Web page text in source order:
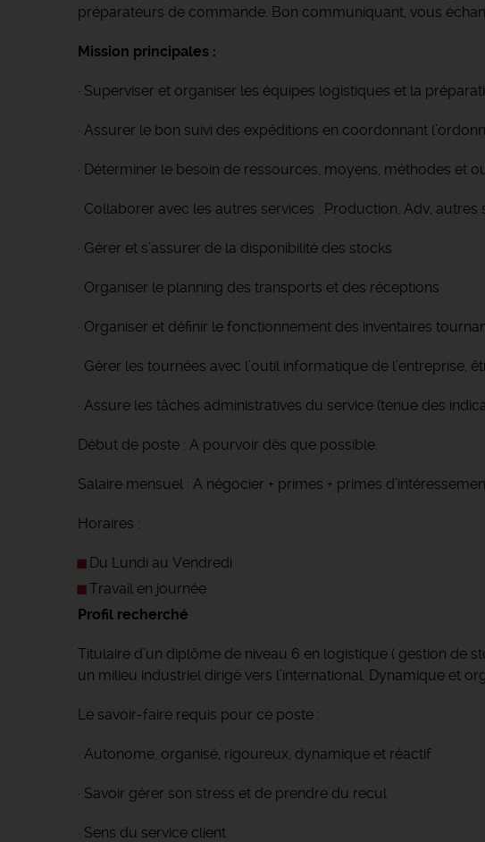
préparateurs de commande. Bon communiquant, vous
Mission principales :
· Superviser et organiser les équipes logistiques et la
· Assurer le bon suivi des expéditions en coordonnant
· Déterminer le besoin de ressources, moyens, méthodes et
· Collaborer avec les autres services : Production, Adv,
· Gérer et s’assurer de la disponibilité des stocks
· Organiser le planning des transports et des réceptions
· Organiser et définir le fonctionnement des inventaires
· Gérer les tournées avec l’outil informatique de l’entreprise,
· Assure les tâches administratives du service (tenue des
Début de poste : A pourvoir dès que possible.
Salaire mensuel : A négocier + primes + primes
Horaires :
Du Lundi au Vendredi
Travail en journée
Profil recherché
Titulaire d’un diplôme de niveau 6 en logistique ( gestion de
un milieu industriel dirigé vers l’international. Dynamique et
Le savoir-faire requis pour ce poste :
· Autonome, organisé, rigoureux, dynamique et réactif
· Savoir gérer son stress et de prendre du recul
· Sens du service client